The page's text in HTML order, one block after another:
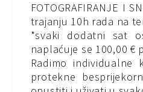
FOTOGRAFIRANJE I
trajanju 10h rada na
*svaki dodatni sat
naplaćuje se 100,00 €
Radimo individualne
protekne